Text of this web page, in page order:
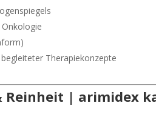
Therapiekonzepte
Reinheit | arimidex